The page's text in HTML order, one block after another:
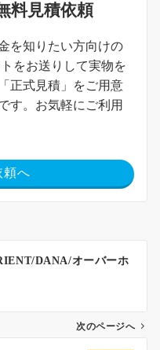
料見積依頼
を知りたい方向けの
をお送りして実物を
正式見積」をご用意
す。お気軽にご利用
頼へ
DANA/オーバーホ
次のページへ